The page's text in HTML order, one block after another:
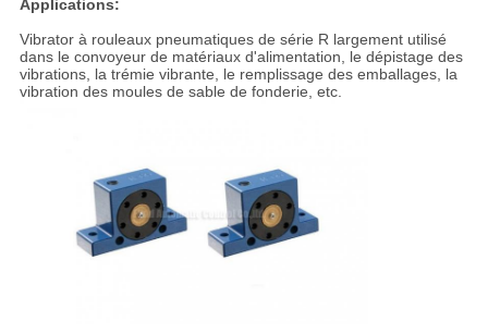
Applications:
Vibrator à rouleaux pneumatiques de série R largement utilisé
dans le convoyeur de matériaux d'alimentation, le dépistage des
vibrations, la trémie vibrante, le remplissage des emballages, la
vibration des moules de sable de fonderie, etc.